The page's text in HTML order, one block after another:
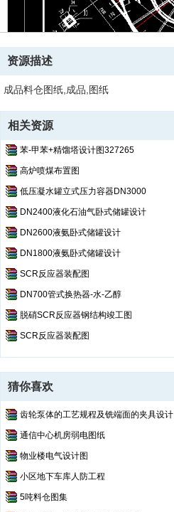
资源描述
成品料仓图纸,成品,图纸
相关资源
苯-甲苯+精馏塔设计图327265
高炉喷煤布置图
低压凝水罐立式压力容器DN3000
DN2400液化石油气卧式储罐设计
DN2600液氨卧式储罐设计
DN1800液氨卧式储罐设计
SCR反应器装配图
DN700管式换热器-水-乙醇
脱硝SCR反应器钢结构竣工图
SCR反应器装配图
猜你喜欢
齿轮泵体的工艺规程及铣端面的夹具设计
通信中心机房弱电图纸
物业楼电气设计图
小区地下车库人防工程
5吨料仓图集